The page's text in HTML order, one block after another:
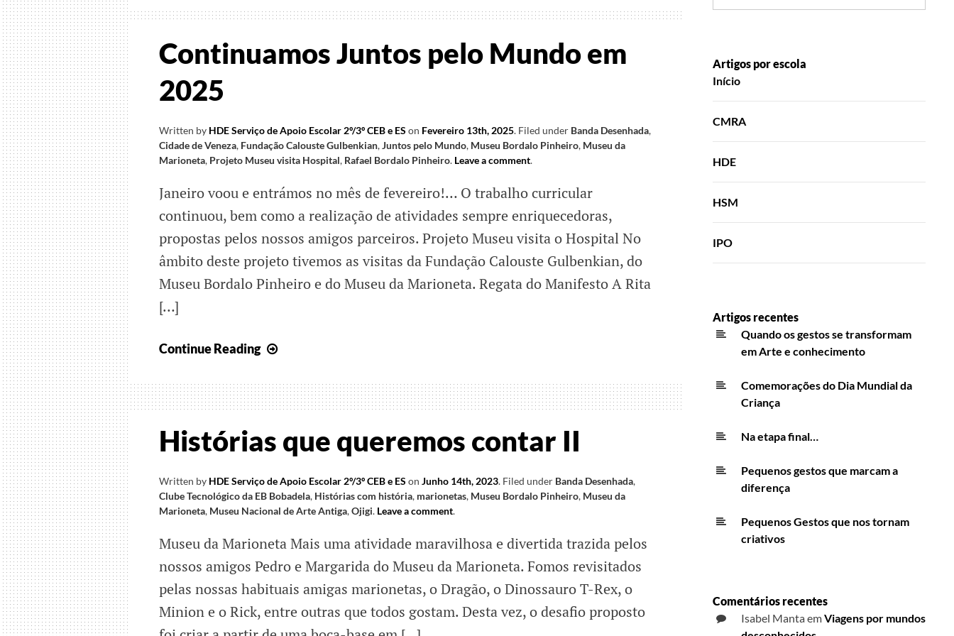
Continuamos Juntos pelo Mundo em
2025
Written by HDE Serviço de Apoio Escolar 2º/3º CEB e ES on Fevereiro 13th, 2025. Filed under Banda Desenhada,
Cidade de Veneza, Fundação Calouste Gulbenkian,Juntos pelo Mundo, Museu Bordalo Pinheiro, Museu da
Marioneta, Projeto Museu visita Hospital, Rafael Bordalo Pinheiro. Leave a comment.
Janeiro voou e entrámos no mês de fevereiro!… O trabalho curricular
continuou, bem como a realização de atividades sempre enriquecedoras,
propostas pelos nossos amigos parceiros. Projeto Museu visita o Hospital No
âmbito deste projeto tivemos as visitas da Fundação Calouste Gulbenkian, do
Museu Bordalo Pinheiro e do Museu da Marioneta. Regata do Manifesto A Rita
[…]
Continue Reading
pelo
Mundo
2025
Histórias que queremos contar II
Written by HDE Serviço de Apoio Escolar 2º/3º CEB e ES on Junho 14th, 2023. Filed under Banda Desenhada,
Clube Tecnológico da EB Bobadela, Histórias com história, marionetas, Museu Bordalo Pinheiro, Museu da
Marioneta, Museu Nacional de Arte Antiga,Ojigi. Leave a comment.
Museu da Marioneta Mais uma atividade maravilhosa e divertida trazida pelos
nossos amigos Pedro e Margarida do Museu da Marioneta. Fomos revisitados
pelas nossas habituais amigas marionetas, o Dragão, o Dinossauro T-Rex, o
Minion e o Rick, entre outras que todos gostam. Desta vez, o desafio proposto
Artigos por escola
Início
CMRA
HDE
HSM
IPO
Artigos recentes
Quando os gestos se transformam
em Arte e conhecimento
Comemorações do Dia Mundial da
Criança
Na etapa final…
Pequenos gestos que marcam a
diferença
Pequenos Gestos que nos tornam
criativos
Comentários recentes
Isabel MantaemViagens por mundos